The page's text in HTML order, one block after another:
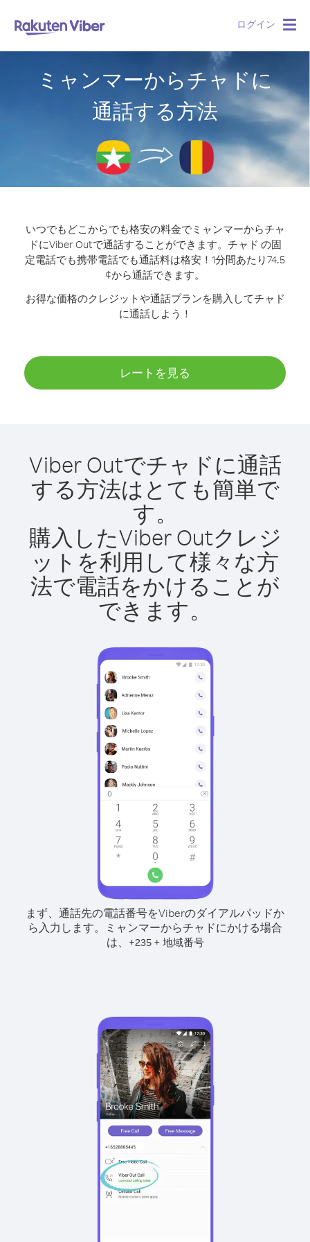
ログイン
ミャンマーからチャドに
通話する方法
いつでもどこからでも格安の料金でミャンマーからチャ
ドにViber Outで通話することができます。 チャド の固
定電話でも携帯電話でも通話料は格安！1分間あたり74.5
¢から通話できます。
お得な価格のクレジットや通話プランを購入してチャド
に通話しよう！
レートを見る
Viber Outでチャドに通話
する方法はとても簡単で
す。
購入したViber Outクレジ
ットを利用して様々な方
法で電話をかけることが
できます。
まず、通話先の電話番号をViberのダイアルパッドか
ら入力します。
ミャンマーからチャドにかける場合
は、
+235+ 地域番号